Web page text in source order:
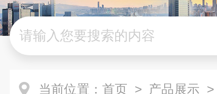
当前位置： 首页 > 产品展示